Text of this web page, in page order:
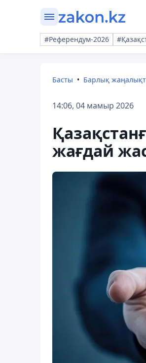
#Референдум-2026
Басты Барлық
14:06, 04 мамыр 2026
жағдай